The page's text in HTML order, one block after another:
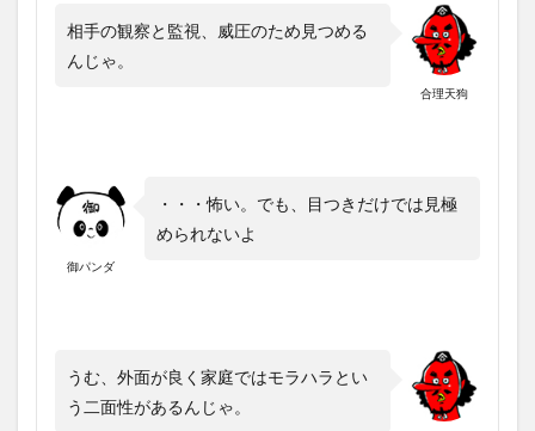
合理天狗
相手の観察と監視、威圧のため見つめる
んじゃ。
御パンダ
・・・怖い。でも、目つきだけでは見極
められないよ
うむ、外面が良く家庭ではモラハラとい
う二面性があるんじゃ。